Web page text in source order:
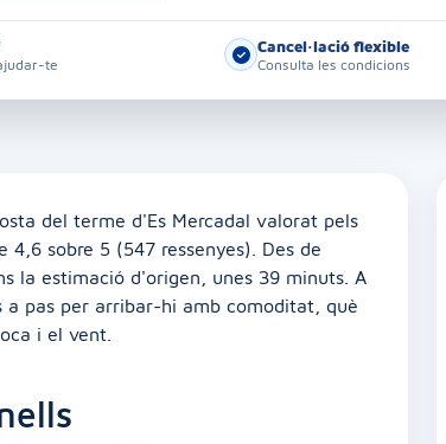
te
Cancel·lació flexible
Consulta les condicions
del terme d'Es Mercadal valorat pels
sobre 5 (547 ressenyes). Des de
la estimació d'origen, unes 39 minuts. A
pas per arribar-hi amb comoditat, què
i el vent.